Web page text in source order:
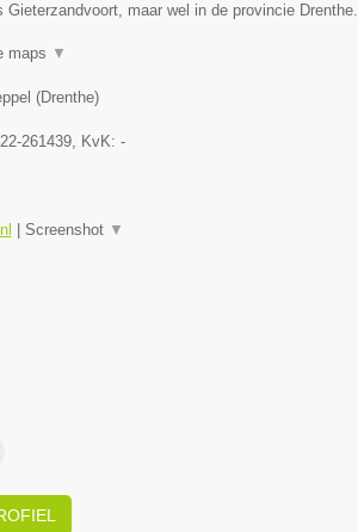
Gieterzandvoort, maar wel in de provincie Drenthe.
maps ▼
(Drenthe)
261439, KvK: -
Screenshot ▼